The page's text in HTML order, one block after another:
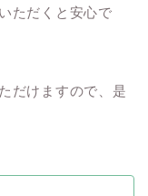
ただくと安心で
だけますので、是